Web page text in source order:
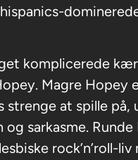
komplicerede
Magre Hopey
at spille på,
sarkasme. Runde
rock’n’roll-liv